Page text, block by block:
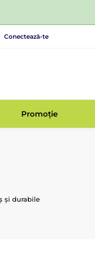
Conectează-te
Promoție
și durabile